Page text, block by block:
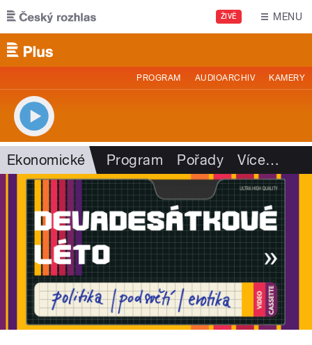
Přejít k hlavnímu obsahu
ŽIVĚ MENU
PROGRAM AUDIOARCHIV KAMERY
Ekonomické Program Pořady Více…